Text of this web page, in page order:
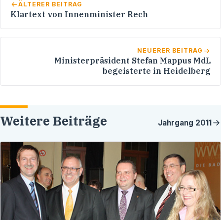
ÄLTERER BEITRAG
Klartext von Innenminister Rech
NEUERER BEITRAG
Ministerpräsident Stefan Mappus MdL
begeisterte in Heidelberg
Weitere Beiträge Jahrgang 2011